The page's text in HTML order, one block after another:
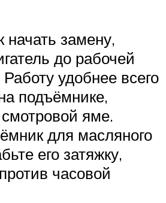
начать замену,
до рабочей
удобнее всего
подъёмнике,
яме.
для масляного
его затяжку,
часовой